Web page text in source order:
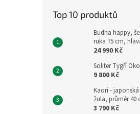
Top 10 produktů
Budha happy,
ruka 75 cm,
24 990 Kč
Soliter Tygří
9 800 Kč
Kaori -
žula, průměr 40
3 790 Kč